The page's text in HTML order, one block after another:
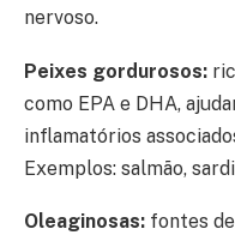
nervoso.
Peixes gordurosos:
como EPA e DHA,
inflamatórios
Exemplos: salmão,
Oleaginosas: fontes